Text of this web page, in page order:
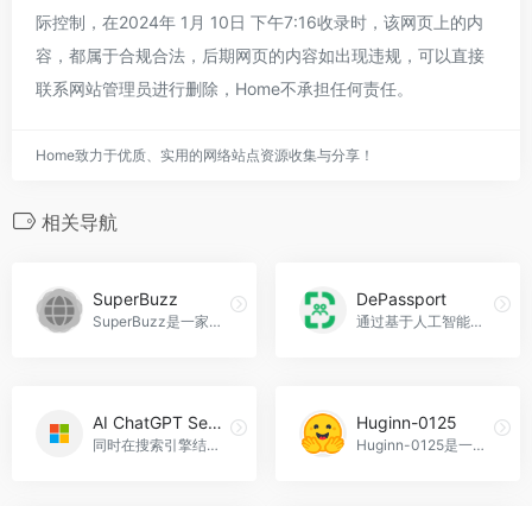
际控制，在2024年 1月 10日 下午7:16收录时，该网页上的内
容，都属于合规合法，后期网页的内容如出现违规，可以直接
联系网站管理员进行删除，Home不承担任何责任。
Home致力于优质、实用的网络站点资源收集与分享！
相关导航
SuperBuzz
SuperBuzz是一家利用GPT-3技术的营销自动化平台，帮助网站所有者提高用户留存率、增加流量和提升利润，SuperBuzz官网入口网址
DePassport
通过基于人工智能技术的算法，找到有相似兴趣爱好的朋友，DePassport官网入口网址
AI ChatGPT Search Engine – GPT for Edge
同时在搜索引擎结果和弹出窗口中展示 ChatGPT 的回答，AI ChatGPT Search Engine - GPT for Edge官网入口网址
Huginn-0125
Huginn-0125是一个35亿参数的潜变量循环深度模型，擅长推理和代码生成。